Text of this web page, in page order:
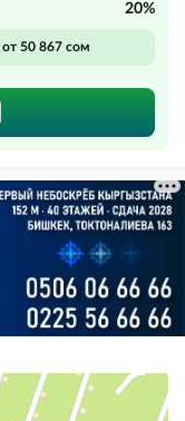
20%
от 50 867 сом